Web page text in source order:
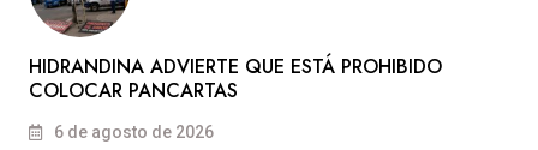
HIDRANDINA ADVIERTE QUE ESTÁ PROHIBIDO
COLOCAR PANCARTAS
6 de agosto de 2026